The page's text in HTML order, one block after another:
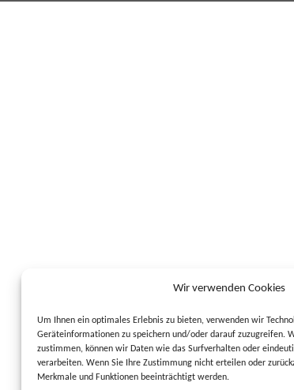
Wir verwenden Cookies
Um Ihnen ein optimales Erlebnis zu bieten, verwenden wir
Geräteinformationen zu speichern und/oder darauf zuzugreifen.
zustimmen, können wir Daten wie das Surfverhalten oder
verarbeiten. Wenn Sie Ihre Zustimmung nicht erteilen oder
Merkmale und Funktionen beeinträchtigt werden.